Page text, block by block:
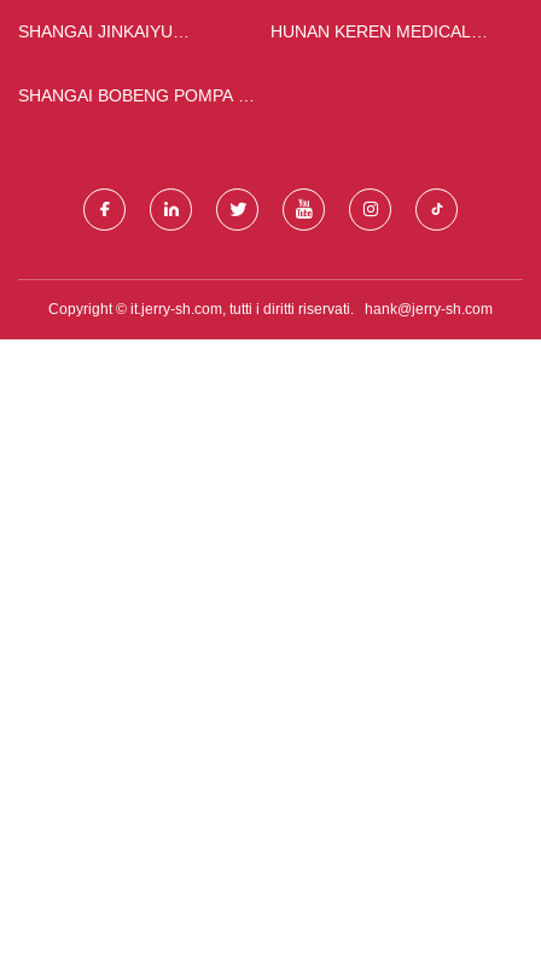
SRL
SHANGAI JINKAIYU
LTD
HUNAN KEREN MEDICAL
SHANGAI BOBENG POMPA E
Copyright © it.jerry-sh.com, tutti i diritti riservati. hank@jerry-sh.com